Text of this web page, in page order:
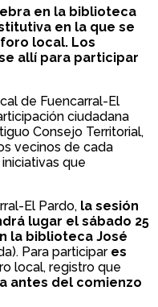
en la biblioteca
en la que se
local. Los
allí para participar
de Fuencarral-El
ciudadana
Consejo Territorial,
vecinos de cada
que
El Pardo, la sesión
lugar el sábado 25
la biblioteca José
Para participar es
local, registro que
antes del comienzo